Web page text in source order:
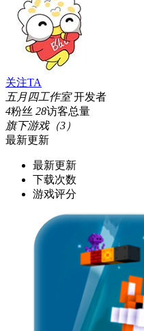
关注TA
五月四工作室 开发者
4粉丝 28访客总量
旗下游戏（3）
最新更新
最新更新
下载次数
游戏评分